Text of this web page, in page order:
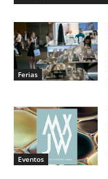
Ferias
Eventos